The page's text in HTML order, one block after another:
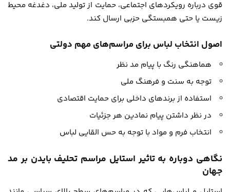
قوی درباره رویکردهای اجتماعی، حمایت از تولید ملی، دغدغه محیط
زیست یا حتی همبستگی حزبی ارسال کند.
اصول انتخاب لباس برای مراسم‌های مهم دولتی
هماهنگی رنگ با پیام مد نظر
توجه به سنت و فرهنگ ملی
استفاده از برندهای داخلی برای حمایت اقتصادی
در نظر داشتن پیام نمادین هر جزئیات
انتخاب فرم و مواد با توجه به حس القایی لباس
نگاهی دوباره به تاثیر استایل مراسم تحلیف بایدن بر مد
جهان